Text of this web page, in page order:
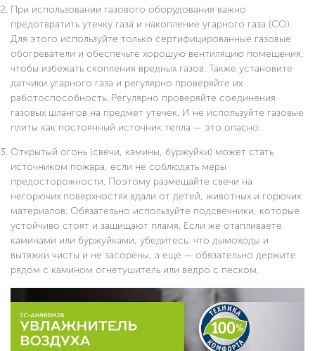
При использовании газового оборудования важно
предотвратить утечку газа и накопление угарного газа (CO).
Для этого используйте только сертифицированные газовые
обогреватели и обеспечьте хорошую вентиляцию помещения,
чтобы избежать скопления вредных газов. Также установите
датчики угарного газа и регулярно проверяйте их
работоспособность. Регулярно проверяйте соединения
газовых шлангов на предмет утечек. И не используйте газовые
плиты как постоянный источник тепла — это опасно.
Открытый огонь (свечи, камины, буржуйки) может стать
источником пожара, если не соблюдать меры
предосторожности. Поэтому размещайте свечи на
негорючих поверхностях вдали от детей, животных и горючих
материалов. Обязательно используйте подсвечники, которые
устойчиво стоят и защищают пламя. Если же отапливаете
каминами или буржуйками, убедитесь, что дымоходы и
вытяжки чисты и не засорены, а еще — обязательно держите
рядом с камином огнетушитель или ведро с песком.